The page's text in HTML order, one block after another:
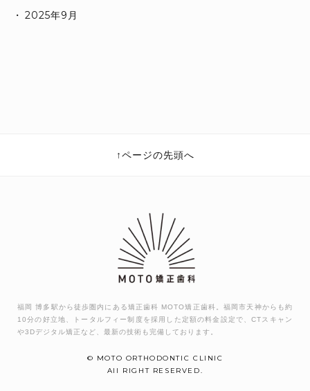
2025年9月
ページの先頭へ
福岡 博多駅から徒歩圏内にある矯正歯科 MOTO矯正歯科。福岡市天神からも約
10分の好立地、トータルフィー制度を採用した定額の料金設定で、CTスキャン
や3Dデジタル矯正など、最新の技術も完備しております。
© MOTO ORTHODONTIC CLINIC
All RIGHT RESERVED.